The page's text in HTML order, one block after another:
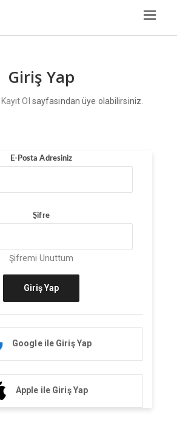
Giriş Yap
Kayıt Ol sayfasından üye olabilirsiniz.
E-Posta Adresiniz
Şifre
Şifremi Unuttum
Giriş Yap
Google ile Giriş Yap
Apple ile Giriş Yap